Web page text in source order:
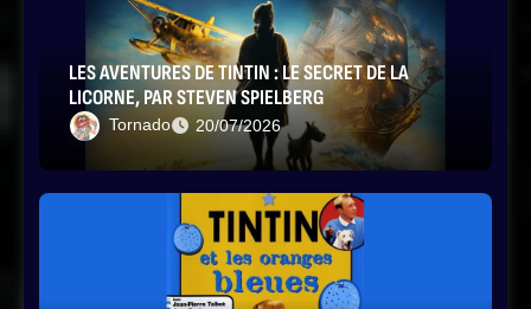
LES AVENTURES DE TINTIN : LE SECRET DE LA
LICORNE, PAR STEVEN SPIELBERG
Tornado 20/07/2026